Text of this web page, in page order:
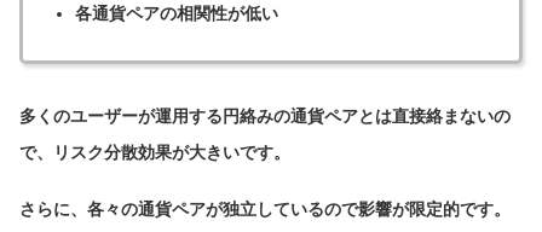
各通貨ペアの相関性が低い
多くのユーザーが運用する円絡みの通貨ペアとは直接絡まないの
で、リスク分散効果が大きいです。
さらに、各々の通貨ペアが独立しているので影響が限定的です。